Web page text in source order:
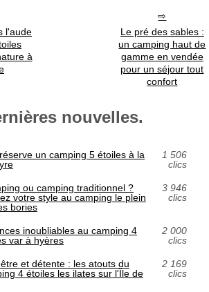
l'aude
à
Le pré des sables :
un camping haut de
gamme en vendée
pour un séjour tout
confort
nouvelles.
un camping 5 étoiles à la
1 506
clics
ou camping traditionnel ?
votre style au camping le plein
bories
3 946
clics
inoubliables au camping 4
var à hyères
2 000
clics
et détente : les atouts du
4 étoiles les ilates sur l'Île de
2 169
clics